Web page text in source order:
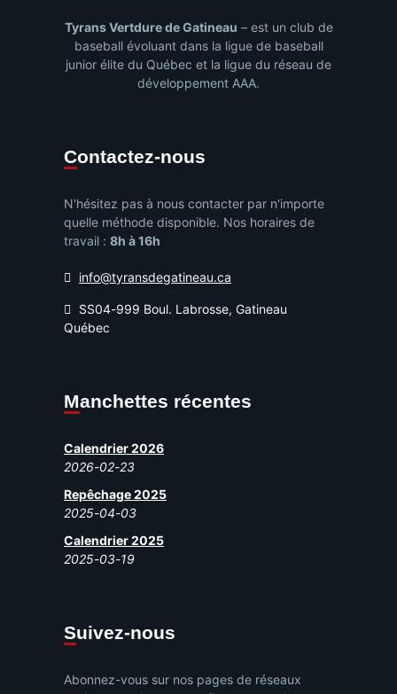
Tyrans Vertdure de Gatineau – est un club de
baseball évoluant dans la ligue de baseball
junior élite du Québec et la ligue du réseau de
développement AAA.
Contactez-nous
N'hésitez pas à nous contacter par n'importe
quelle méthode disponible. Nos horaires de
travail : 8h à 16h
info@tyransdegatineau.ca
SS04-999 Boul. Labrosse, Gatineau
Québec
Manchettes récentes
Calendrier 2026
2026-02-23
Repêchage 2025
2025-04-03
Calendrier 2025
2025-03-19
Suivez-nous
Abonnez-vous sur nos pages de réseaux